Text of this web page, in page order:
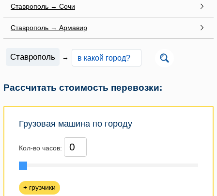
Ставрополь → Сочи
Ставрополь → Армавир
Ставрополь →
Рассчитать стоимость перевозки:
Грузовая машина по городу
Кол-во часов:
+ грузчики